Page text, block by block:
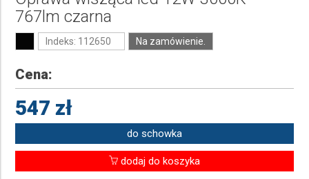
767lm czarna
Indeks: 112650 Na zamówienie.
Cena:
547 zł
do schowka
dodaj do koszyka